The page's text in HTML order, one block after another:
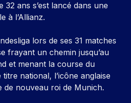
ans s’est lancé dans une
à l’Allianz.
lors de ses 31 matches
frayant un chemin jusqu’au
et menant la course du
national, l’icône anglaise
de nouveau roi de Munich.